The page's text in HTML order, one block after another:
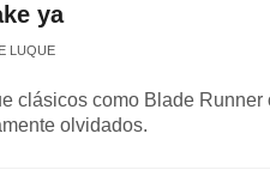
ya
LUQUE
clásicos como Blade
olvidados.